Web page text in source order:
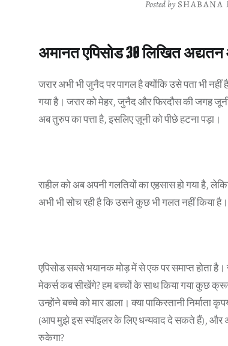
Posted by SHABANA
अमानत एपिसोड 30 लिखित अद्यतन
जरार अभी भी जुनैद पर पागल है क्योंकि उसे पता भी
गया है। जरार को मेहर, जुनैद और फिरदौस की जगह
अब तुरुप का पत्ता है, इसलिए ज़ूनी को पीछे हटना पड़ा।
राहील को अब अपनी गलतियों का एहसास हो गया है,
अभी भी सोच रही है कि उसने कुछ भी गलत नहीं किया है।
एपिसोड सबसे भयानक मोड़ में से एक पर समाप्त होता
मेकर्स कब सीखेंगे? हम बच्चों के साथ किया गया कुछ
उन्होंने बच्चे को मार डाला। क्या पाकिस्तानी
(आप मुझे इस स्पॉइलर के लिए धन्यवाद दे सकते हैं), और
रुकेगा?